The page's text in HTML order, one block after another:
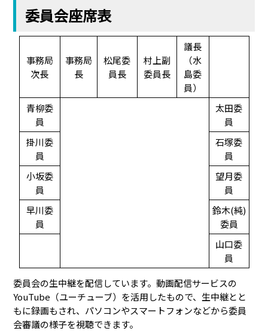
委員会座席表
事務局
次長
事務局
長
松尾委
員長
村上副
委員長
議長
（水
島委
員）
青柳委
員
太田委
員
掛川委
員
石塚委
員
小坂委
員
望月委
員
早川委
員
鈴木(純)
委員
山口委
員
委員会の生中継を配信しています。動画配信サービスの
YouTube（ユーチューブ）を活用したもので、生中継とと
もに録画もされ、パソコンやスマートフォンなどから委員
会審議の様子を視聴できます。